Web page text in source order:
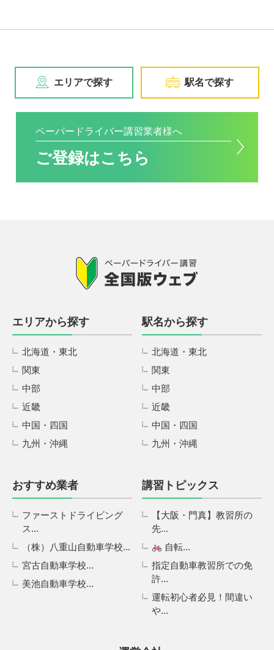
エリアで探す 駅名で探す
ペーパードライバー講習業者様へ
ご登録はこちら
エリアから探す
北海道・東北
関東
中部
近畿
中国・四国
九州・沖縄
駅名から探す
北海道・東北
関東
中部
近畿
中国・四国
九州・沖縄
おすすめ業者
ファーストドライビング
ス...
（株）八重山自動車学校...
宮古自動車学校...
美池自動車学校...
講習トピックス
【大阪・門真】教習所の
先...
自転...
指定自動車教習所での免
許...
運転初心者必見！間違い
や...